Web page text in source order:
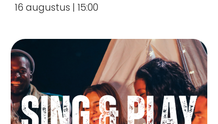
16 augustus | 15:00